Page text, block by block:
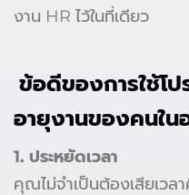
งาน HR ไว้ในที่เดียว
ข้อดีของการใช้โ
อายุงานของคนใน
1. ประหยัดเวลา
คุณไม่จำเป็นต้องเสียเวล